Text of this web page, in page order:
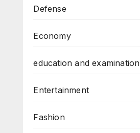
Defense
Economy
education and examination
Entertainment
Fashion